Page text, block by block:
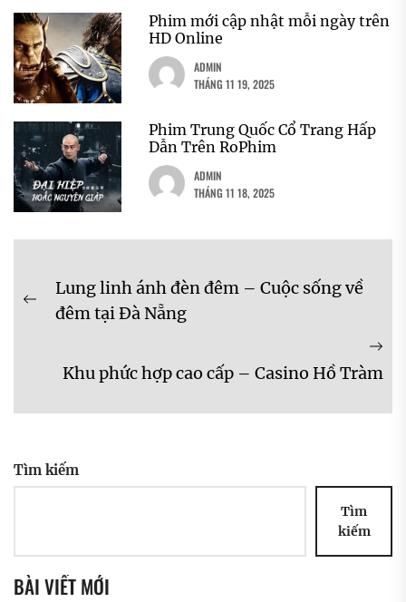
Phim mới cập nhật mỗi ngày trên
HD Online
ADMIN
THÁNG 11 19, 2025
Phim Trung Quốc Cổ Trang Hấp
Dẫn Trên RoPhim
ADMIN
THÁNG 11 18, 2025
Điều
hướng
viết
Previous
Lung linh ánh đèn đêm – Cuộc sống về
đêm tại Đà Nẵng
Khu phức hợp cao cấp – Casino Hồ Tràm
Tìm kiếm
Tìm
kiếm
BÀI VIẾT MỚI